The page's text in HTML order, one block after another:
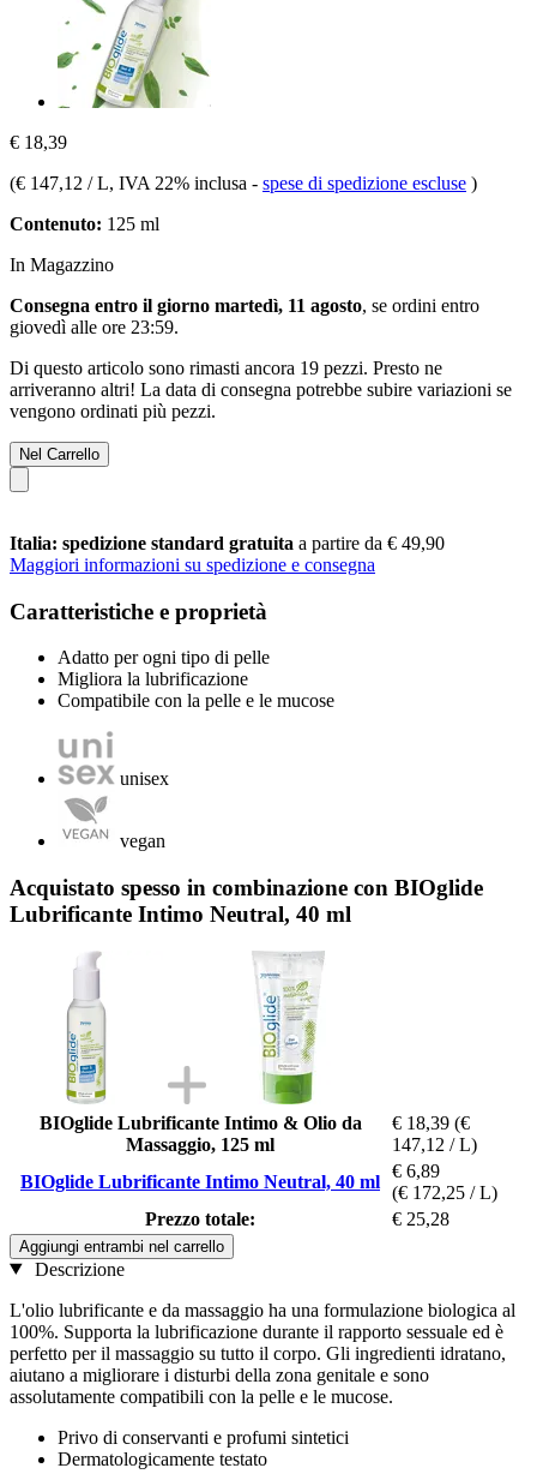
€ 18,39
(€ 147,12 / L, IVA 22% inclusa - spese di spedizione escluse )
Contenuto: 125 ml
In Magazzino
Consegna entro il giorno martedì, 11 agosto, se ordini entro
giovedì alle ore 23:59.
Di questo articolo sono rimasti ancora 19 pezzi. Presto ne
arriveranno altri! La data di consegna potrebbe subire variazioni se
vengono ordinati più pezzi.
Nel Carrello
Italia: spedizione standard gratuita a partire da € 49,90
Maggiori informazioni su spedizione e consegna
Caratteristiche e proprietà
Adatto per ogni tipo di pelle
Migliora la lubrificazione
Compatibile con la pelle e le mucose
unisex
vegan
Acquistato spesso in combinazione con BIOglide
Lubrificante Intimo Neutral, 40 ml
BIOglide Lubrificante Intimo & Olio da
Massaggio, 125 ml
€ 18,39 (€
147,12 / L)
BIOglide Lubrificante Intimo Neutral, 40 ml
€ 6,89
(€ 172,25 / L)
Prezzo totale:
€ 25,28
Aggiungi entrambi nel carrello
Descrizione
L'olio lubrificante e da massaggio ha una formulazione biologica al
100%. Supporta la lubrificazione durante il rapporto sessuale ed è
perfetto per il massaggio su tutto il corpo. Gli ingredienti idratano,
aiutano a migliorare i disturbi della zona genitale e sono
assolutamente compatibili con la pelle e le mucose.
Privo di conservanti e profumi sintetici
Dermatologicamente testato